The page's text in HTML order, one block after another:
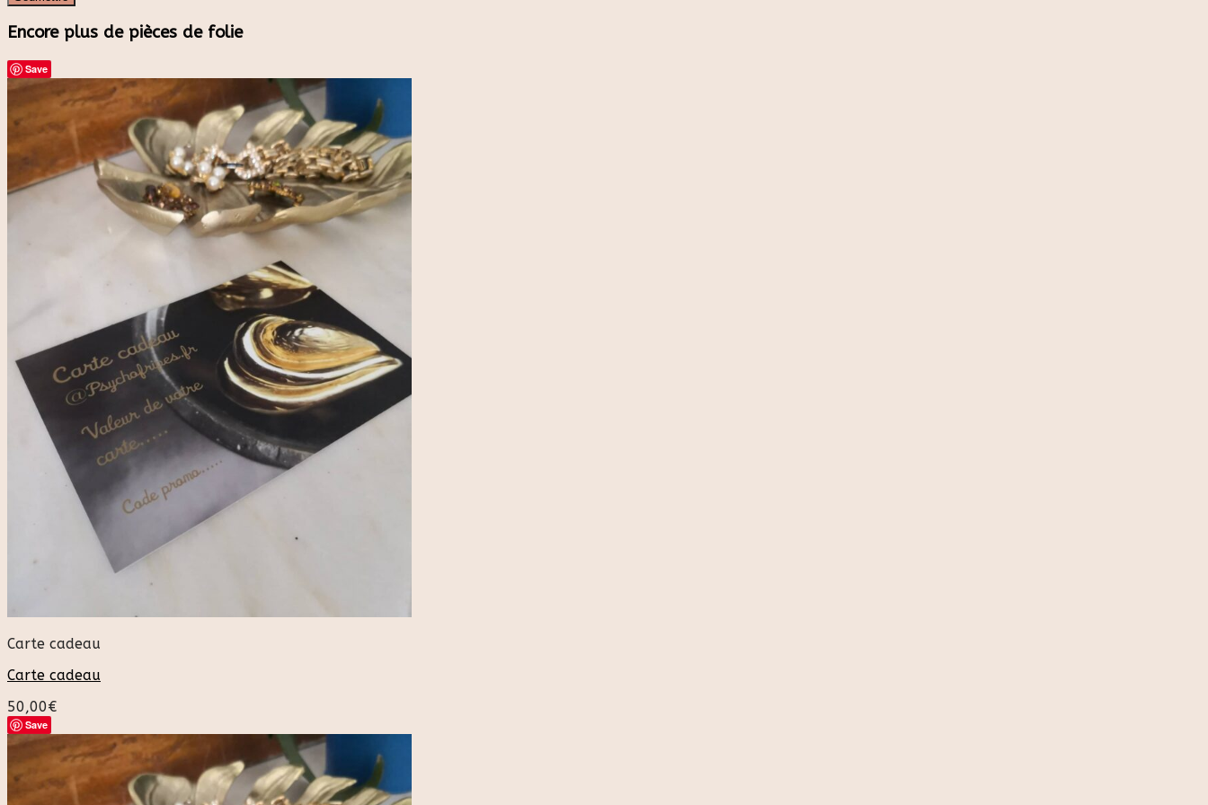
Encore plus de pièces de folie
Save
Carte cadeau
Carte cadeau
50,00€
Save